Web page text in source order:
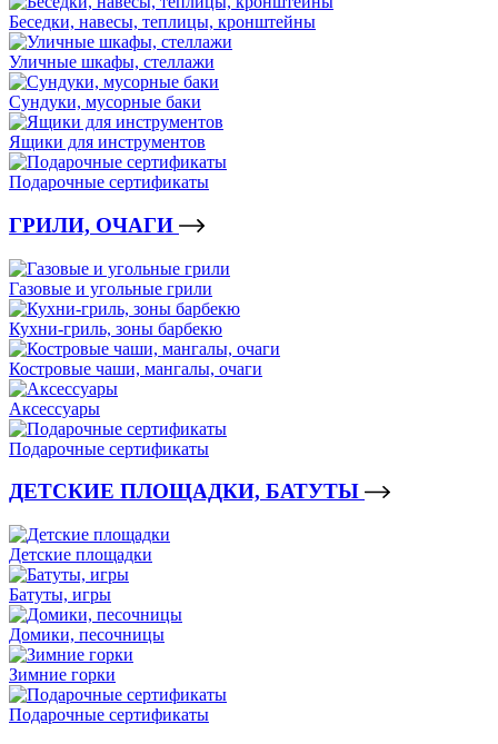
Беседки, навесы, теплицы, кронштейны
Уличные шкафы, стеллажи
Сундуки, мусорные баки
Ящики для инструментов
Подарочные сертификаты
ГРИЛИ, ОЧАГИ
Газовые и угольные грили
Кухни-гриль, зоны барбекю
Костровые чаши, мангалы, очаги
Аксессуары
Подарочные сертификаты
ДЕТСКИЕ ПЛОЩАДКИ, БАТУТЫ
Детские площадки
Батуты, игры
Домики, песочницы
Зимние горки
Подарочные сертификаты